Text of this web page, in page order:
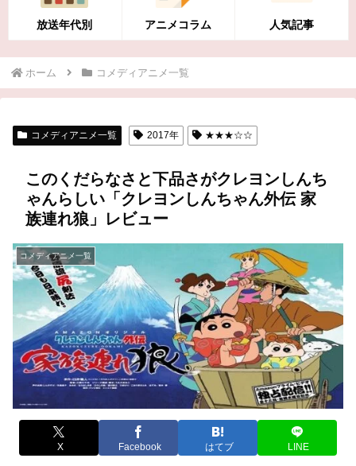
放送年代別 アニメコラム 人気記事
ホーム コメディアニメ一覧
コメディアニメ一覧 2017年 ★★★☆☆
このくだらなさと下品さがクレヨンしんち
ゃんらしい「クレヨンしんちゃん外伝 家
族連れ狼」レビュー
コメディアニメ一覧
X Facebook はてブ LINE